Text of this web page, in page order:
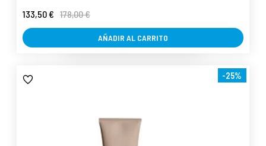
133,50 € 178,00 €
AÑADIR AL CARRITO
-25%